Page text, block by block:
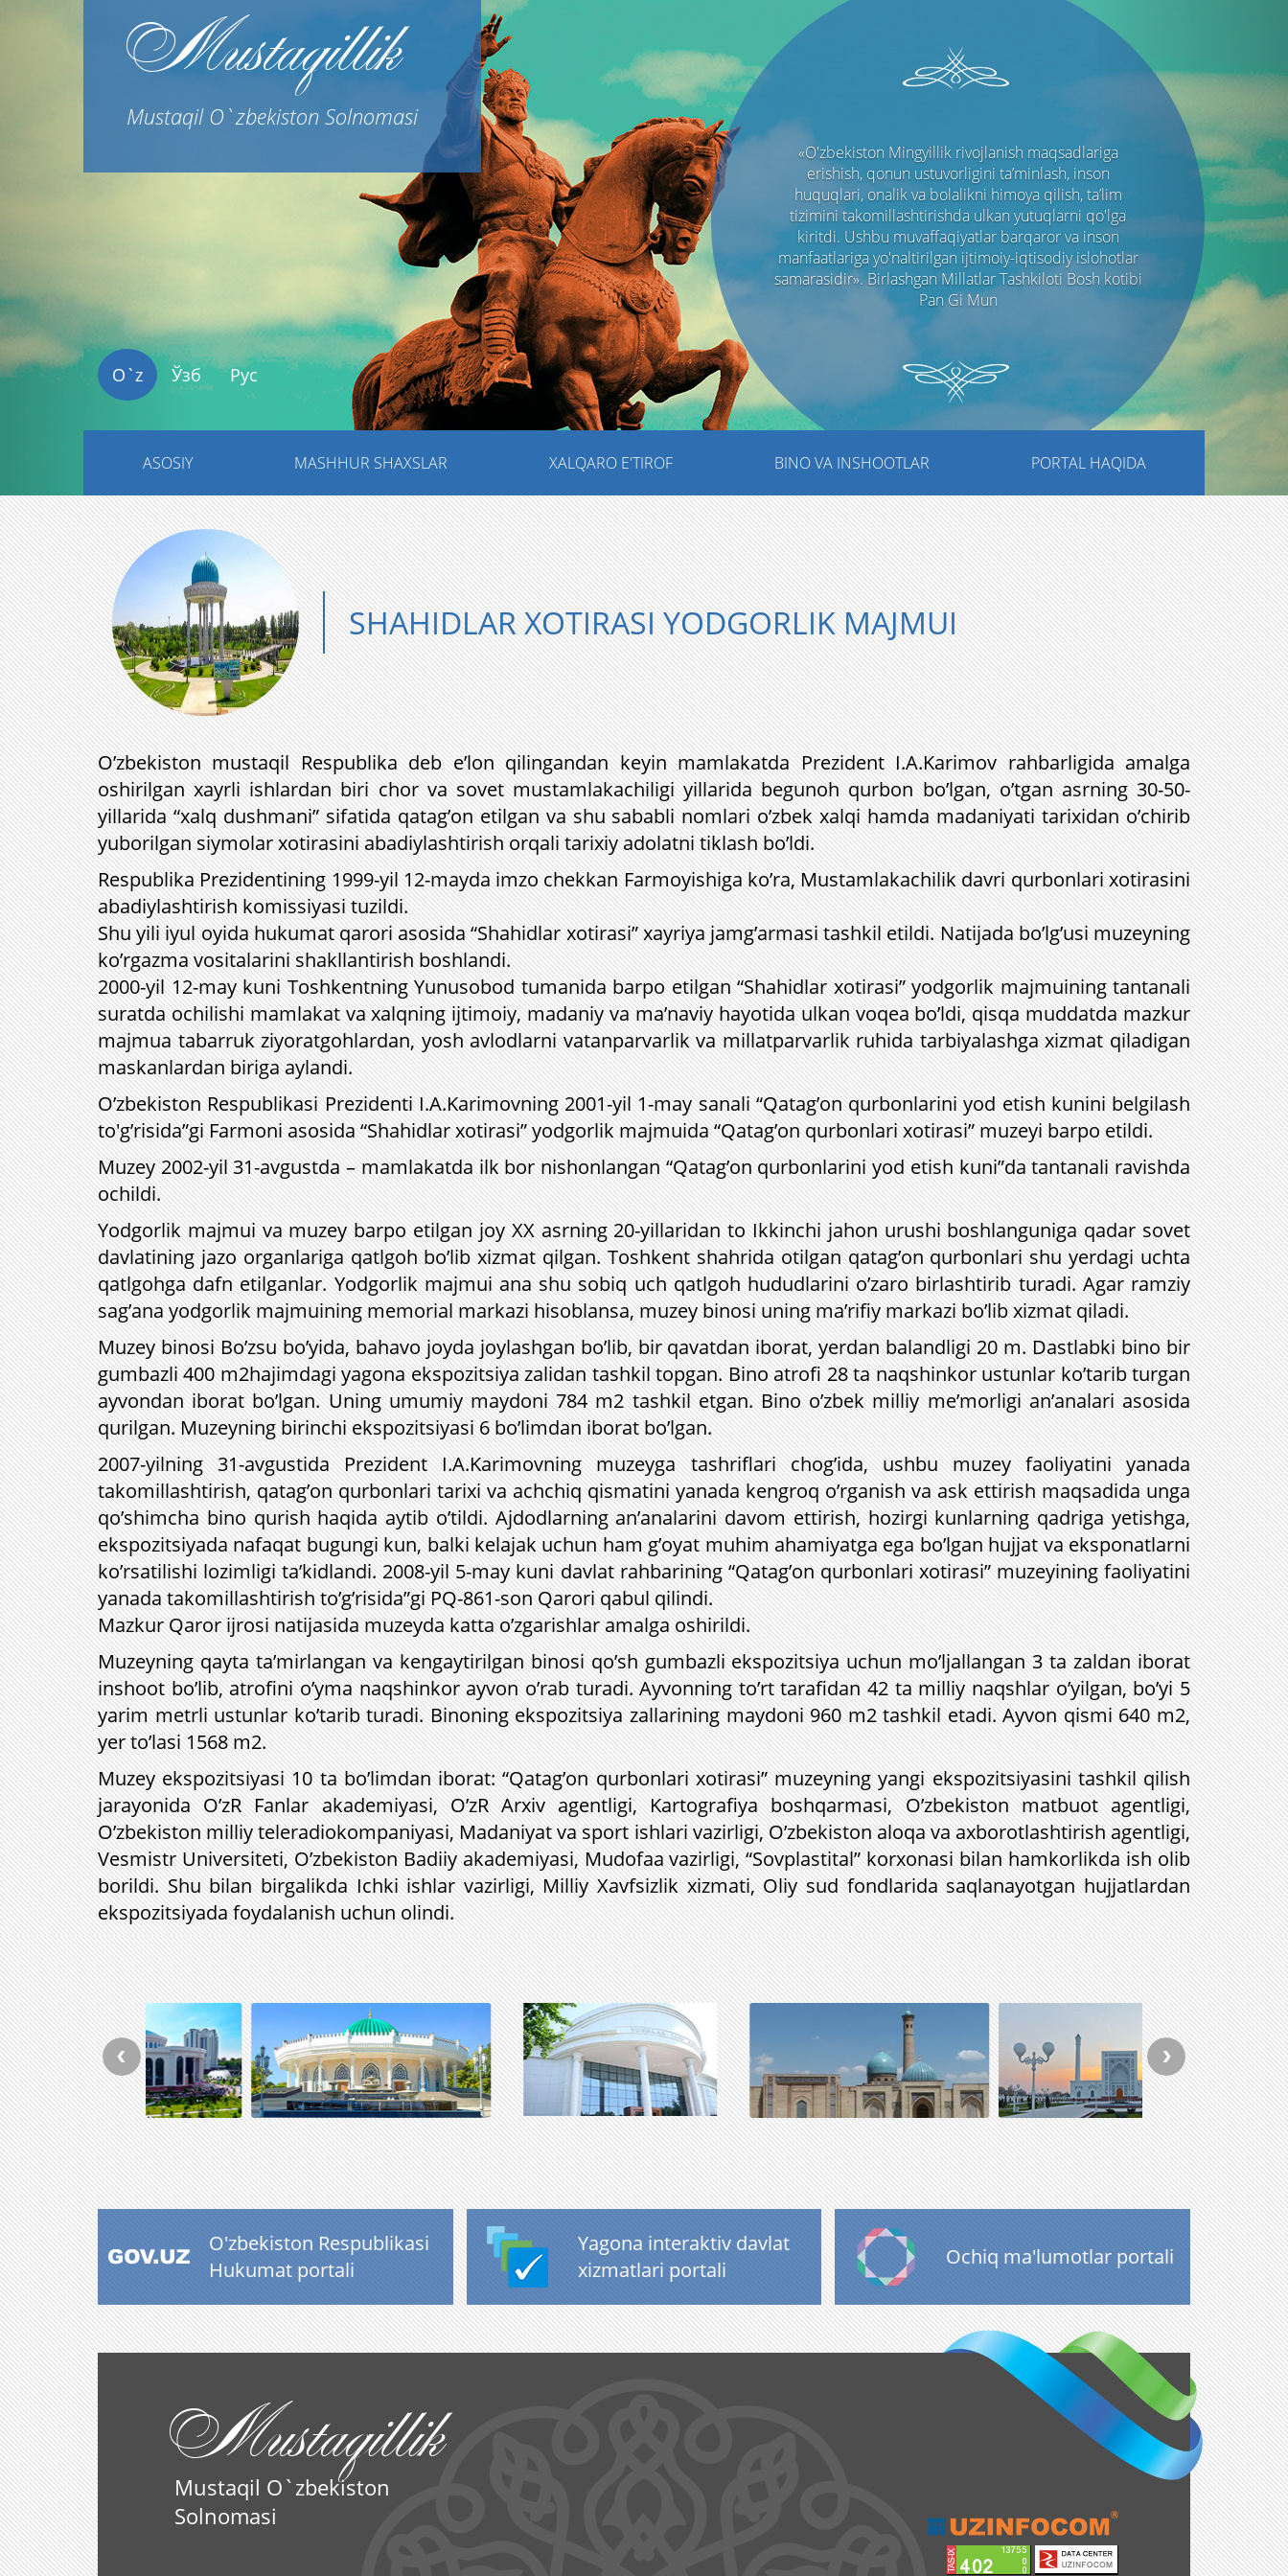
Mustaqillik
Mustaqil O`zbekiston Solnomasi
«O'zbekiston Mingyillik rivojlanish maqsadlariga
erishish, qonun ustuvorligini ta’minlash, inson
huquqlari, onalik va bolalikni himoya qilish, ta’lim
tizimini takomillashtirishda ulkan yutuqlarni qo'lga
kiritdi. Ushbu muvaffaqiyatlar barqaror va inson
manfaatlariga yo'naltirilgan ijtimoiy-iqtisodiy islohotlar
samarasidir». Birlashgan Millatlar Tashkiloti Bosh kotibi
Pan Gi Mun
O`z Ўзб Рус
ASOSIY MASHHUR SHAXSLAR XALQARO E'TIROF BINO VA INSHOOTLAR PORTAL HAQIDA
SHAHIDLAR XOTIRASI YODGORLIK MAJMUI
O’zbekiston mustaqil Respublika deb e’lon qilingandan keyin mamlakatda Prezident I.A.Karimov rahbarligida amalga
oshirilgan xayrli ishlardan biri chor va sovet mustamlakachiligi yillarida begunoh qurbon bo’lgan, o’tgan asrning 30-50-
yillarida “xalq dushmani” sifatida qatag’on etilgan va shu sababli nomlari o’zbek xalqi hamda madaniyati tarixidan o’chirib
yuborilgan siymolar xotirasini abadiylashtirish orqali tarixiy adolatni tiklash bo’ldi.
Respublika Prezidentining 1999-yil 12-mayda imzo chekkan Farmoyishiga ko’ra, Mustamlakachilik davri qurbonlari xotirasini
abadiylashtirish komissiyasi tuzildi.
Shu yili iyul oyida hukumat qarori asosida “Shahidlar xotirasi” xayriya jamg’armasi tashkil etildi. Natijada bo’lg’usi muzeyning
ko’rgazma vositalarini shakllantirish boshlandi.
2000-yil 12-may kuni Toshkentning Yunusobod tumanida barpo etilgan “Shahidlar xotirasi” yodgorlik majmuining tantanali
suratda ochilishi mamlakat va xalqning ijtimoiy, madaniy va ma’naviy hayotida ulkan voqea bo’ldi, qisqa muddatda mazkur
majmua tabarruk ziyoratgohlardan, yosh avlodlarni vatanparvarlik va millatparvarlik ruhida tarbiyalashga xizmat qiladigan
maskanlardan biriga aylandi.
O’zbekiston Respublikasi Prezidenti I.A.Karimovning 2001-yil 1-may sanali “Qatag’on qurbonlarini yod etish kunini belgilash
to'g’risida”gi Farmoni asosida “Shahidlar xotirasi” yodgorlik majmuida “Qatag’on qurbonlari xotirasi” muzeyi barpo etildi.
Muzey 2002-yil 31-avgustda – mamlakatda ilk bor nishonlangan “Qatag’on qurbonlarini yod etish kuni”da tantanali ravishda
ochildi.
Yodgorlik majmui va muzey barpo etilgan joy XX asrning 20-yillaridan to Ikkinchi jahon urushi boshlanguniga qadar sovet
davlatining jazo organlariga qatlgoh bo’lib xizmat qilgan. Toshkent shahrida otilgan qatag’on qurbonlari shu yerdagi uchta
qatlgohga dafn etilganlar. Yodgorlik majmui ana shu sobiq uch qatlgoh hududlarini o’zaro birlashtirib turadi. Agar ramziy
sag’ana yodgorlik majmuining memorial markazi hisoblansa, muzey binosi uning ma’rifiy markazi bo’lib xizmat qiladi.
Muzey binosi Bo’zsu bo’yida, bahavo joyda joylashgan bo’lib, bir qavatdan iborat, yerdan balandligi 20 m. Dastlabki bino bir
gumbazli 400 m2hajimdagi yagona ekspozitsiya zalidan tashkil topgan. Bino atrofi 28 ta naqshinkor ustunlar ko’tarib turgan
ayvondan iborat bo’lgan. Uning umumiy maydoni 784 m2 tashkil etgan. Bino o’zbek milliy me’morligi an’analari asosida
qurilgan. Muzeyning birinchi ekspozitsiyasi 6 bo’limdan iborat bo’lgan.
2007-yilning 31-avgustida Prezident I.A.Karimovning muzeyga tashriflari chog’ida, ushbu muzey faoliyatini yanada
takomillashtirish, qatag’on qurbonlari tarixi va achchiq qismatini yanada kengroq o’rganish va ask ettirish maqsadida unga
qo’shimcha bino qurish haqida aytib o’tildi. Ajdodlarning an’analarini davom ettirish, hozirgi kunlarning qadriga yetishga,
ekspozitsiyada nafaqat bugungi kun, balki kelajak uchun ham g’oyat muhim ahamiyatga ega bo’lgan hujjat va eksponatlarni
ko’rsatilishi lozimligi ta’kidlandi. 2008-yil 5-may kuni davlat rahbarining “Qatag’on qurbonlari xotirasi” muzeyining faoliyatini
yanada takomillashtirish to’g’risida”gi PQ-861-son Qarori qabul qilindi.
Mazkur Qaror ijrosi natijasida muzeyda katta o’zgarishlar amalga oshirildi.
Muzeyning qayta ta’mirlangan va kengaytirilgan binosi qo’sh gumbazli ekspozitsiya uchun mo’ljallangan 3 ta zaldan iborat
inshoot bo’lib, atrofini o’yma naqshinkor ayvon o’rab turadi. Ayvonning to’rt tarafidan 42 ta milliy naqshlar o’yilgan, bo’yi 5
yarim metrli ustunlar ko’tarib turadi. Binoning ekspozitsiya zallarining maydoni 960 m2 tashkil etadi. Ayvon qismi 640 m2,
yer to’lasi 1568 m2.
Muzey ekspozitsiyasi 10 ta bo’limdan iborat: “Qatag’on qurbonlari xotirasi” muzeyning yangi ekspozitsiyasini tashkil qilish
jarayonida O’zR Fanlar akademiyasi, O’zR Arxiv agentligi, Kartografiya boshqarmasi, O’zbekiston matbuot agentligi,
O’zbekiston milliy teleradiokompaniyasi, Madaniyat va sport ishlari vazirligi, O’zbekiston aloqa va axborotlashtirish agentligi,
Vesmistr Universiteti, O’zbekiston Badiiy akademiyasi, Mudofaa vazirligi, “Sovplastital” korxonasi bilan hamkorlikda ish olib
borildi. Shu bilan birgalikda Ichki ishlar vazirligi, Milliy Xavfsizlik xizmati, Oliy sud fondlarida saqlanayotgan hujjatlardan
ekspozitsiyada foydalanish uchun olindi.
O'zbekiston Respublikasi
Hukumat portali
Yagona interaktiv davlat
xizmatlari portali
Ochiq ma'lumotlar portali
Mustaqillik
Mustaqil O`zbekiston
Solnomasi